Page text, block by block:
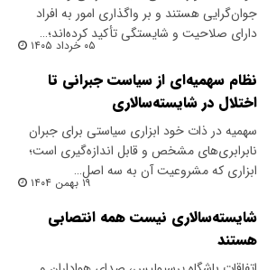
جوان‌گرایی هستند و بر واگذاری امور به افراد
دارای صلاحیت و شایستگی تأکید کرده‌اند؛…
۰۵ خرداد ۱۴۰۵
نظام سهمیه‌ای از سیاست جبرانی تا
اختلال در شایسته‌سالاری
سهمیه در ذات خود ابزاری سیاستی برای جبران
نابرابری‌های مشخص و قابل‌ اندازه‌گیری است؛
ابزاری که مشروعیت آن به سه اصل…
۱۹ بهمن ۱۴۰۴
شایسته‌سالاری نیست همه انتصابی
هستند